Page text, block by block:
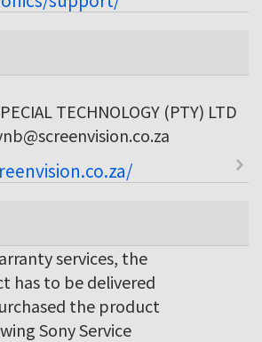
TECHNOLOGY (PTY) LTD
services, the
has to be delivered
the product
Sony Service